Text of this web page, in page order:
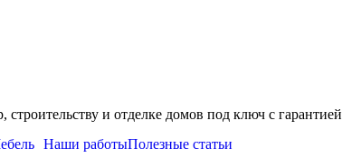
строительству и отделке домов под ключ с гарантией
Наши работыПолезные статьи